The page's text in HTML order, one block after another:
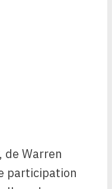
de Warren
participation